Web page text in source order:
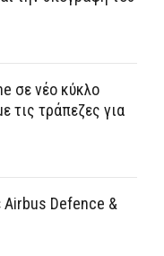
σε νέο κύκλο
τις τράπεζες για
Defence &